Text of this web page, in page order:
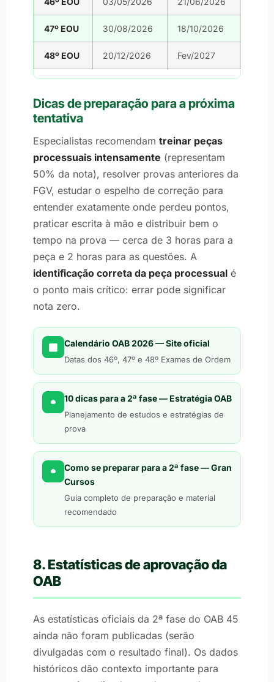
47º EOU 30/08/2026 18/10/2026
48º EOU 20/12/2026 Fev/2027
Dicas de preparação para a próxima
tentativa
Especialistas recomendam treinar peças
processuais intensamente (representam
50% da nota), resolver provas anteriores da
FGV, estudar o espelho de correção para
entender exatamente onde perdeu pontos,
praticar escrita à mão e distribuir bem o
tempo na prova — cerca de 3 horas para a
peça e 2 horas para as questões. A
identificação correta da peça processual é
o ponto mais crítico: errar pode significar
nota zero.
Calendário OAB 2026 — Site oficial
Datas dos 46º, 47º e 48º Exames de Ordem
10 dicas para a 2ª fase — Estratégia OAB
Planejamento de estudos e estratégias de
prova
Como se preparar para a 2ª fase — Gran
Cursos
Guia completo de preparação e material
recomendado
8. Estatísticas de aprovação da
OAB
As estatísticas oficiais da 2ª fase do OAB 45
ainda não foram publicadas (serão
divulgadas com o resultado final). Os dados
históricos dão contexto importante para